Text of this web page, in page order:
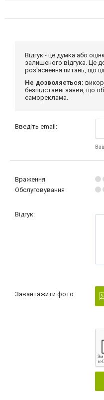
Відгук - це думка або
залишеного відгука. Це
роз'яснення питань, що
Не дозволяється:
безпідставні заяви, що
самореклама.
Введіть email:
Враження
Обслуговування
Відгук:
Завантажити фото: